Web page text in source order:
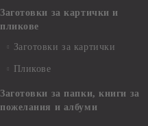
Заготовки за картички и
пликове
Заготовки за картички
Пликове
Заготовки за папки, книги за
пожелания и албуми